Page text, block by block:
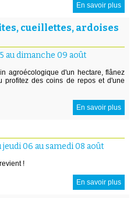
En savoir plus
cueillettes, ardoises
au dimanche 09 août
agroécologique d'un hectare, flânez
profitez des coins de repos et d'une
En savoir plus
jeudi 06 au samedi 08 août
!
En savoir plus